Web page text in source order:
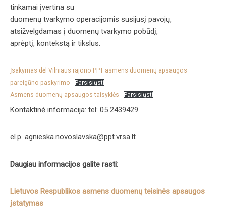
tinkamai įvertina su
duomenų tvarkymo operacijomis susijusį pavojų,
atsižvelgdamas į duomenų tvarkymo pobūdį,
aprėptį, kontekstą ir tikslus.
Įsakymas dėl Vilniaus rajono PPT asmens duomenų apsaugos
pareigūno paskyrimo
Parsisiųsti
Asmens duomenų apsaugos taisyklės
Parsisiųsti
Kontaktinė informacija: tel: 05 2439429
el.p. agnieska.novoslavska@ppt.vrsa.lt
Daugiau informacijos galite rasti:
Lietuvos Respublikos asmens duomenų teisinės apsaugos
įstatymas